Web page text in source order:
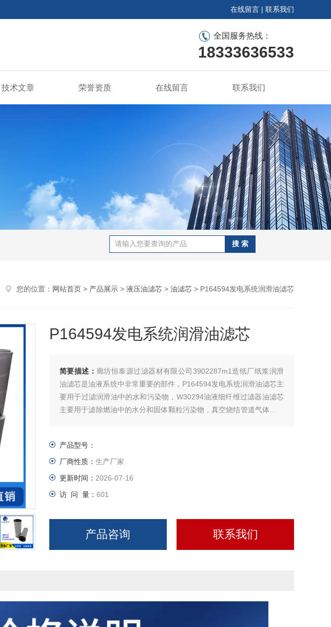
在线留言 | 联系我们
全国服务热线：
18333636533
技术文章 荣誉资质 在线留言 联系我们
您的位置： 网站首页 > 产品展示 > 液压油滤芯 > 油滤芯 > P164594发电系统润滑油滤芯
P164594发电系统润滑油滤芯
简要描述： 廊坊恒泰源过滤器材有限公司3902287m1造纸厂纸浆润滑
油滤芯是油液系统中非常重要的部件，P164594发电系统润滑油滤芯主
要用于过滤润滑油中的水和污染物，W30294油液细纤维过滤器油滤芯
主要用于滤除燃油中的水分和固体颗粒污染物，真空烧结管道气体过滤
产品型号：
厂商性质： 生产厂家
更新时间： 2026-07-16
访 问 量： 601
产品咨询 联系我们